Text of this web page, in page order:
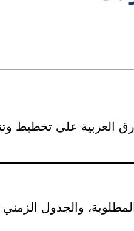
العربية على تخطيط
والجدول الزمني